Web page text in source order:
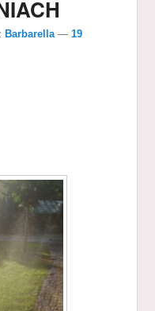
Barbarella —19